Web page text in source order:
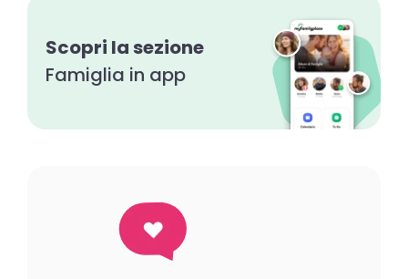
Scopri la sezione
Famiglia in app